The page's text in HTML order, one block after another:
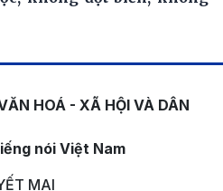
HOÁ - XÃ HỘI VÀ DÂN
nói Việt Nam
MAI